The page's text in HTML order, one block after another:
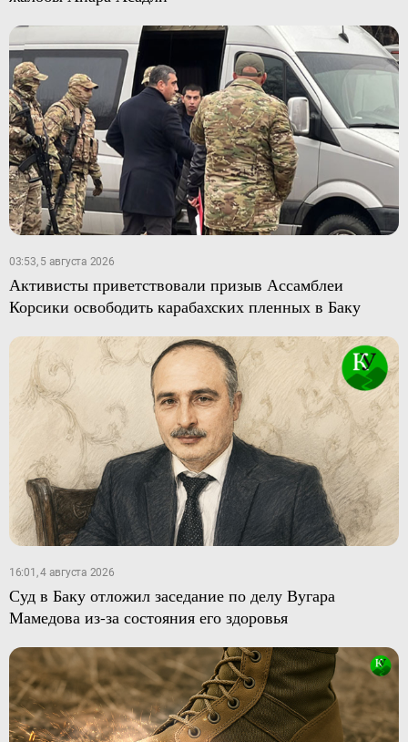
03:53, 5 августа 2026
Активисты приветствовали призыв Ассамблеи
Корсики освободить карабахских пленных в Баку
16:01, 4 августа 2026
Суд в Баку отложил заседание по делу Вугара
Мамедова из-за состояния его здоровья